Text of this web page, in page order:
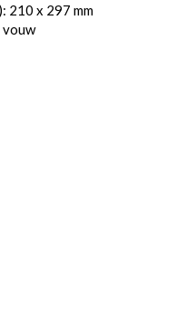
210 x 297 mm
vouw